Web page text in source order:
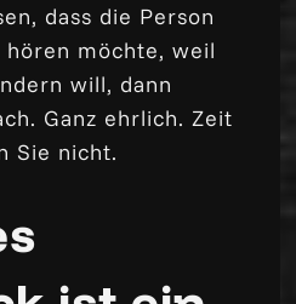
dass die Person
möchte, weil
will, dann
Ganz ehrlich. Zeit
Sie nicht.